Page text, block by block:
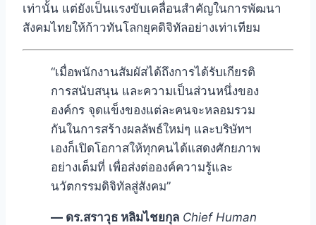
เท่านั้น แต่ยังเป็นแรงขับเคลื่อนสำคัญในการพัฒนา
สังคมไทยให้ก้าวทันโลกยุคดิจิทัลอย่างเท่าเทียม
“เมื่อพนักงานสัมผัสได้ถึงการได้รับเกียรติ
การสนับสนุน และความเป็นส่วนหนึ่งของ
องค์กร จุดแข็งของแต่ละคนจะหลอมรวม
กันในการสร้างผลลัพธ์ใหม่ๆ และบริษัทฯ
เองก็เปิดโอกาสให้ทุกคนได้แสดงศักยภาพ
อย่างเต็มที่ เพื่อส่งต่อองค์ความรู้และ
นวัตกรรมดิจิทัลสู่สังคม”
— ดร.สราวุธ หลิมไชยกุล Chief Human